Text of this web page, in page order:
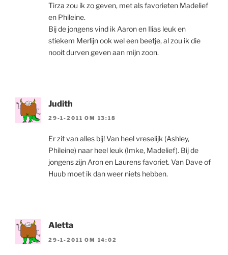
Tirza zou ik zo geven, met als favorieten Madelief
en Phileine.
Bij de jongens vind ik Aaron en Ilias leuk en
stiekem Merlijn ook wel een beetje, al zou ik die
nooit durven geven aan mijn zoon.
Judith
29-1-2011 OM 13:18
Er zit van alles bij! Van heel vreselijk (Ashley,
Phileine) naar heel leuk (Imke, Madelief). Bij de
jongens zijn Aron en Laurens favoriet. Van Dave of
Huub moet ik dan weer niets hebben.
Aletta
29-1-2011 OM 14:02